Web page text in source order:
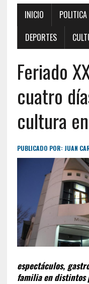
INICIO POLITICA
DEPORTES
Feriado
cuatro
cultura
PUBLICADO POR: JUAN
espectáculos,
familia en distintos